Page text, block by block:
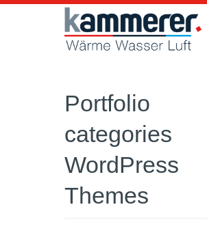
Portfolio
categories
WordPress
Themes